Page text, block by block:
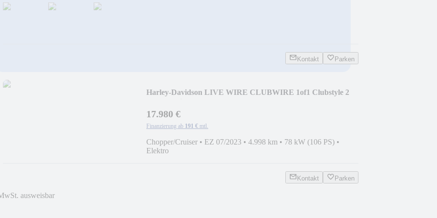
Kontakt Parken
Harley-Davidson LIVE WIRE CLUBWIRE 1of1 Clubstyle 2
17.980 €
Finanzierung ab 191 € mtl.
Chopper/Cruiser • EZ 07/2023 • 4.998 km • 78 kW (106 PS) •
Elektro
Kontakt Parken
ausweisbar